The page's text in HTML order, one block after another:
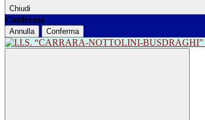
Chiudi
Conferma
Annulla Conferma